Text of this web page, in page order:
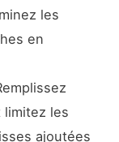
les
en
les
ajoutées